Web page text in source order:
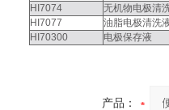
HI7074
无机物电极清
HI7077
油脂电极清洗
HI70300
电极保存液
产品：